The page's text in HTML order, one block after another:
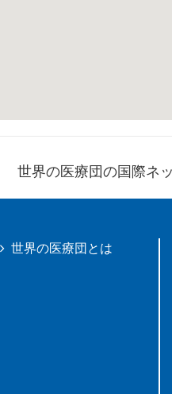
世界の医療団の国際ネ
世界の医療団とは